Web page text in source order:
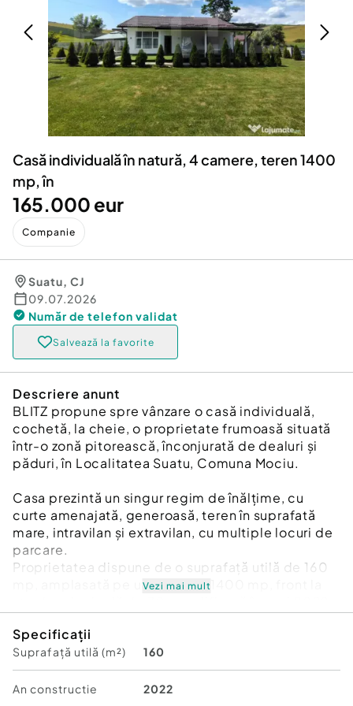
Servicii
Animale de companie
Afaceri și echipamente profesionale
Inchiriere Bunuri si Vehicule
Utilaje agricole si industriale
Piese auto si accesorii
Dacia Duster
Casă individuală în natură, 4 camere, teren 1400
mp, în
165.000 eur
Companie
Suatu, CJ
09.07.2026
Număr de telefon validat
Salvează la favorite
Descriere anunt
BLITZ propune spre vânzare o casă individuală,
cochetă, la cheie, o proprietate frumoasă situată
într-o zonă pitorească, înconjurată de dealuri și
păduri, în Localitatea Suatu, Comuna Mociu.
Casa prezintă un singur regim de înălțime, cu
curte amenajată, generoasă, teren în suprafată
mare, intravilan și extravilan, cu multiple locuri de
parcare.
Proprietatea dispune de o suprafață utilă de 160
mp, amplasată pe un teren de 1400 mp, front la
Compartimentare modernă, funcțională,
spațioasă:
 terasă la intrare
 hol de acces
Vezi mai mult
Specificații
Suprafață utilă (m²) 160
An constructie 2022